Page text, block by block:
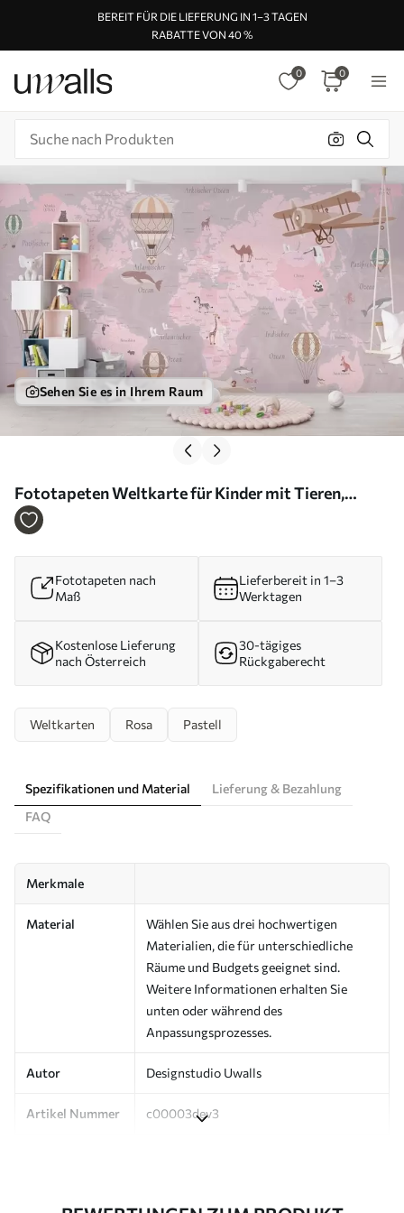
BEREIT FÜR DIE LIEFERUNG IN 1–3 TAGEN
RABATTE VON 40 %
0 0
Sehen Sie es in Ihrem Raum
Fototapeten Weltkarte für Kinder mit Tieren,
Flugzeugen und Heißluftballons. Deutsche Sprache.
Fototapeten nach
Maß
Lieferbereit in 1–3
Werktagen
Kostenlose Lieferung
nach Österreich
30-tägiges
Rückgaberecht
Weltkarten Rosa Pastell
Spezifikationen und Material
Lieferung & Bezahlung
FAQ
Merkmale
Material
Wählen Sie aus drei hochwertigen
Materialien, die für unterschiedliche
Räume und Budgets geeignet sind.
Weitere Informationen erhalten Sie
unten oder während des
Anpassungsprozesses.
Autor Designstudio Uwalls
Artikel Nummer c00003dev3